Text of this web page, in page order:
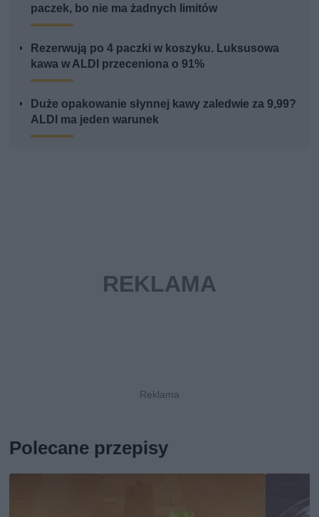
paczek, bo nie ma żadnych limitów
Rezerwują po 4 paczki w koszyku. Luksusowa
kawa w ALDI przeceniona o 91%
Duże opakowanie słynnej kawy zaledwie za 9,99?
ALDI ma jeden warunek
Polecane przepisy